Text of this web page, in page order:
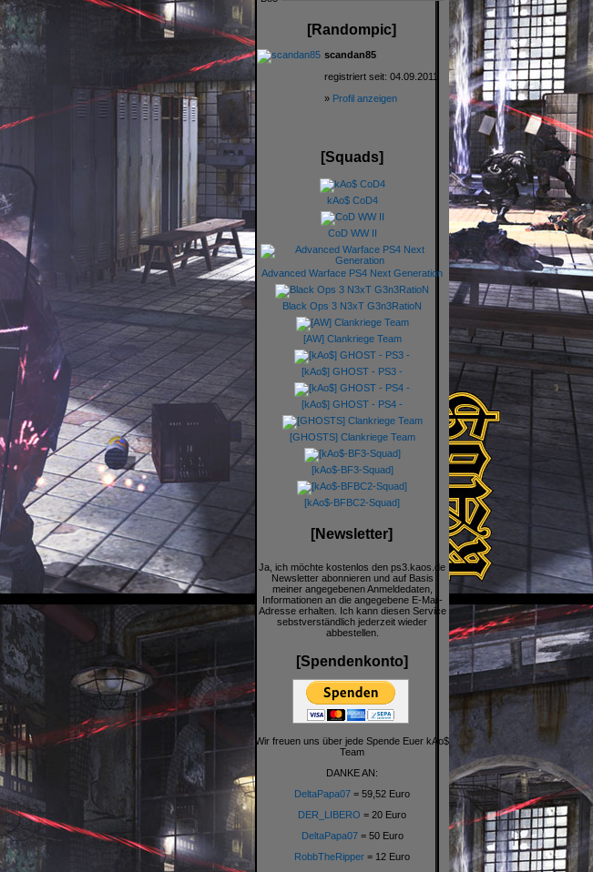
[Randompic]
scandan85
registriert seit: 04.09.2011
» Profil anzeigen
[Squads]
kAo$ CoD4
CoD WW II
Advanced Warface PS4 Next Generation
Black Ops 3 N3xT G3n3RatioN
[AW] Clankriege Team
[kAo$] GHOST - PS3 -
[kAo$] GHOST - PS4 -
[GHOSTS] Clankriege Team
[kAo$-BF3-Squad]
[kAo$-BFBC2-Squad]
[Newsletter]
Ja, ich möchte kostenlos den ps3.kaos.de
Newsletter abonnieren und auf Basis
meiner angegebenen Anmeldedaten,
Informationen an die angegebene E-Mail-
Adresse erhalten. Ich kann diesen Service
sebstverständlich jederzeit wieder
abbestellen.
[Spendenkonto]
Wir freuen uns über jede Spende Euer kAo$
Team
DANKE AN:
DeltaPapa07 = 59,52 Euro
DER_LIBERO = 20 Euro
DeltaPapa07= 50 Euro
RobbTheRipper = 12 Euro